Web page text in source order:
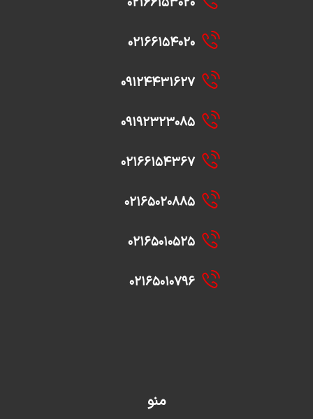
۰۲۱۶۶۱۵۴۰۲۰
۰۹۱۲۴۴۳۱۶۲۷
۰۹۱۹۲۳۲۳۰۸۵
۰۲۱۶۶۱۵۴۳۶۷
۰۲۱۶۵۰۲۰۸۸۵
۰۲۱۶۵۰۱۰۵۲۵
۰۲۱۶۵۰۱۰۷۹۶
منو